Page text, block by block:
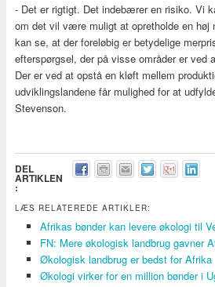
- Det er rigtigt. Det indebærer en risiko. Vi
om det vil være muligt at opretholde en høj
kan se, at der foreløbig er betydelige
efterspørgsel, der på visse områder er ved
Der er ved at opstå en kløft mellem
udviklingslandene får mulighed for at
Stevenson.
DEL
ARTIKLEN
:
LÆS RELATEREDE ARTIKLER:
Afrikas bønder kan levere økologi til
FN: Mere økologisk landbrug gavner
Økologisk landbrug er bedst for Afrika
Økologi virker for en million bønder i